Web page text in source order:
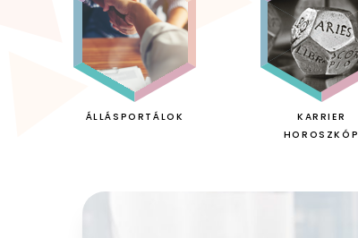
ÁLLÁSPORTÁLOK
KARRIER
HOROSZKÓP